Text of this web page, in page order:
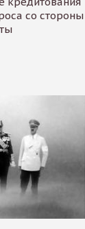
со стороны